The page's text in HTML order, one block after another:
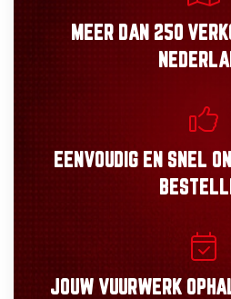
MEER DAN 250
EENVOUDIGEN SNEL
JOUW VUURWERK